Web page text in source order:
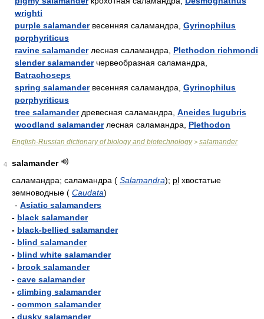
wrighti
purple salamander весенняя саламандра, Gyrinophilus
porphyriticus
ravine salamander лесная саламандра, Plethodon richmondi
slender salamander червеобразная саламандра,
Batrachoseps
spring salamander весенняя саламандра, Gyrinophilus
porphyriticus
tree salamander древесная саламандра, Aneides lugubris
woodland salamander лесная саламандра, Plethodon
English-Russian dictionary of biology and biotechnology> salamander
4
salamander
саламандра; саламандра ( Salamandra); pl хвостатые
земноводные ( Caudata)
- Asiatic salamanders
- black salamander
- black-bellied salamander
- blind salamander
- blind white salamander
- brook salamander
- cave salamander
- climbing salamander
- common salamander
- dusky salamander